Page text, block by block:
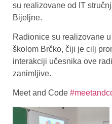
su realizovane od IT
Bijeljne.
Radionice su realizovane
školom Brčko, čiji je cilj
interakciji učesnika ove
zanimljive.
Meet and Code